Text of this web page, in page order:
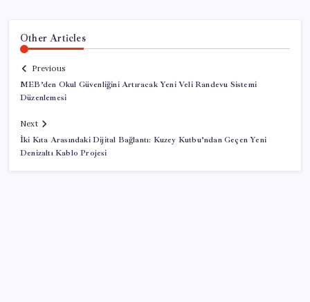
Other Articles
Previous
MEB’den Okul Güvenliğini Artıracak Yeni Veli Randevu Sistemi
Düzenlemesi
Next
İki Kıta Arasındaki Dijital Bağlantı: Kuzey Kutbu’ndan Geçen Yeni
Denizaltı Kablo Projesi